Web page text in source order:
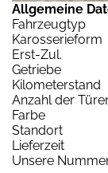
Allgemeine
Fahrzeugtyp
Karosserieform
Erst-Zul.
Getriebe
Kilometerstand
Anzahl der
Farbe
Standort
Lieferzeit
Unsere